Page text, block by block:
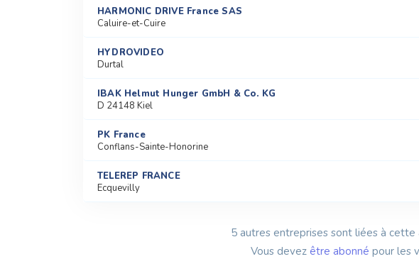
HARMONIC DRIVE France SAS
Caluire-et-Cuire
HYDROVIDEO
Durtal
IBAK Helmut Hunger GmbH & Co. KG
D 24148 Kiel
PK France
Conflans-Sainte-Honorine
TELEREP FRANCE
Ecquevilly
5 autres entreprises sont liées à cette
Vous devez être abonné pour les